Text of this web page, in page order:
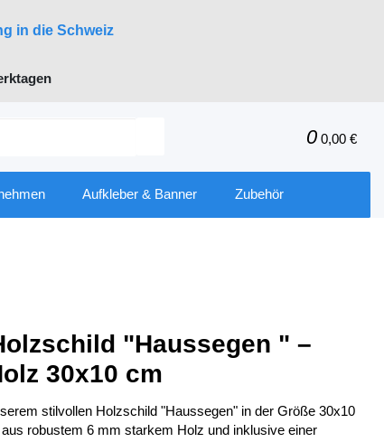
in die Schweiz
0 0,00 €
Aufkleber & Banner Zubehör
"Haussegen " –
30x10 cm
stilvollen Holzschild "Haussegen" in der Größe 30x10
robustem 6 mm starkem Holz und inklusive einer